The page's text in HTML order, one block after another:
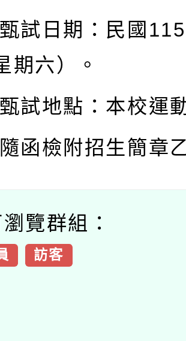
試日期：民國
期六）。
試地點：本校運
函檢附招生簡章
覽群組：
訪客